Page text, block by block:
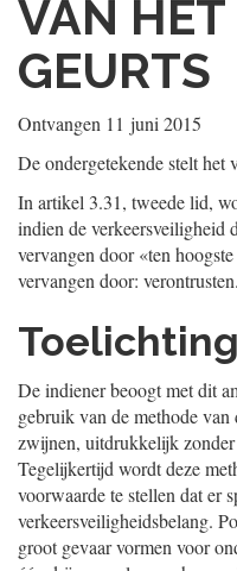
VAN
GEURTS
Ontvangen 11 juni 2015
De ondergetekende stelt het
In artikel 3.31, tweede lid,
indien de verkeersveiligheid
vervangen door «ten
vervangen door: verontrusten.
Toelichting
De indiener beoogt met dit
gebruik van de methode
zwijnen, uitdrukkelijk zonder
Tegelijkertijd wordt deze
voorwaarde te stellen dat er
verkeersveiligheidsbelang.
groot gevaar vormen voor